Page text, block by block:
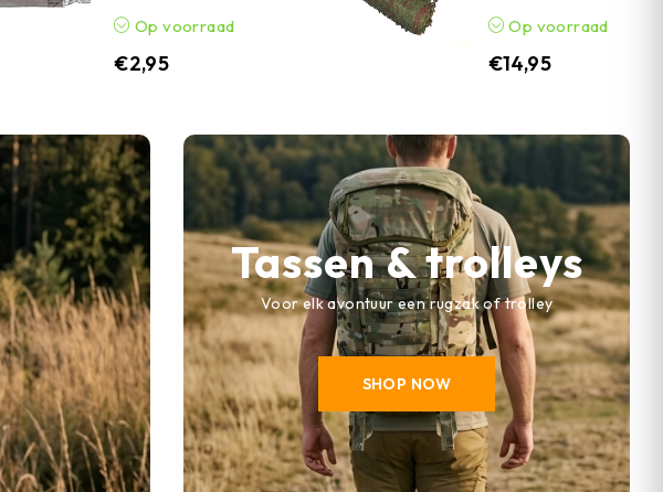
Op voorraad
€2,95
Op voorraad
€14,95
Tassen & trolleys
Voor elk avontuur een rugzak of trolley
SHOP NOW